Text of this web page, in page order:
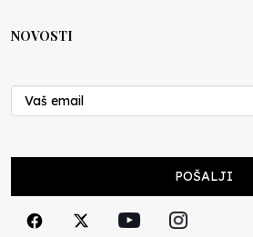
Nenad Veličković
29.10.2024
Cuke i djeca
NOVOSTI
POŠALJI